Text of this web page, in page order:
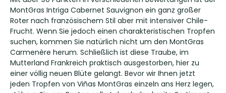
MontGras Intriga Cabernet Sauvignon ein ganz großer
Roter nach französischem Stil aber mit intensiver Chile-
Frucht. Wenn Sie jedoch einen charakteristischen Tropfen
suchen, kommen Sie natürlich nicht um den MontGras
Carmenère herum. Schließlich ist diese Traube, im
Mutterland Frankreich praktisch ausgestorben, hier zu
einer völlig neuen Blüte gelangt. Bevor wir Ihnen jetzt
jeden Tropfen von Viñas MontGras einzeln ans Herz legen,